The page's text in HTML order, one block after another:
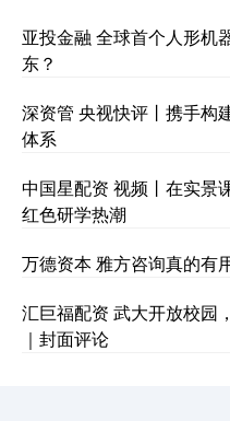
亚投金融 全球首个人形机
东？
深资管 央视快评丨携手构
体系
中国星配资 视频丨在实景
红色研学热潮
万德资本 雅方咨询真的有
汇巨福配资 武大开放校园
｜封面评论